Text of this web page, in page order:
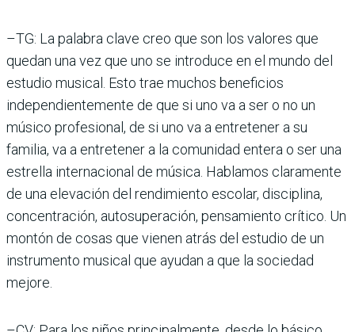
–TG: La palabra clave creo que son los valores que
quedan una vez que uno se introduce en el mundo del
estudio musical. Esto trae muchos beneficios
independientemente de que si uno va a ser o no un
músico profesional, de si uno va a entretener a su
familia, va a entretener a la comunidad entera o ser una
estrella internacional de música. Hablamos claramente
de una elevación del rendimiento escolar, disciplina,
concentración, autosuperación, pensamiento crítico. Un
montón de cosas que vienen atrás del estudio de un
instrumento musical que ayudan a que la sociedad
mejore.